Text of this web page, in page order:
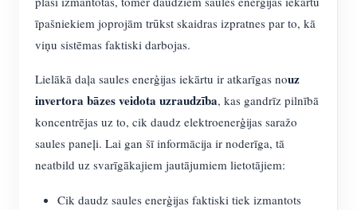
īpašniekiem joprojām trūkst skaidras izpratnes par to, kā
viņu sistēmas faktiski darbojas.
Lielākā daļa saules enerģijas iekārtu ir atkarīgas nouz
invertora bāzes veidota uzraudzība, kas gandrīz pilnībā
koncentrējas uz to, cik daudz elektroenerģijas saražo
saules paneļi. Lai gan šī informācija ir noderīga, tā
neatbild uz svarīgākajiem jautājumiem lietotājiem:
Cik daudz saules enerģijas faktiski tiek izmantots